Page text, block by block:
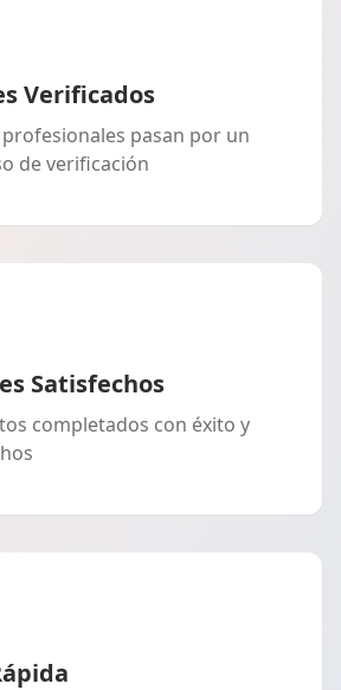
Verificados
pasan por un
de verificación
Satisfechos
completados con éxito y